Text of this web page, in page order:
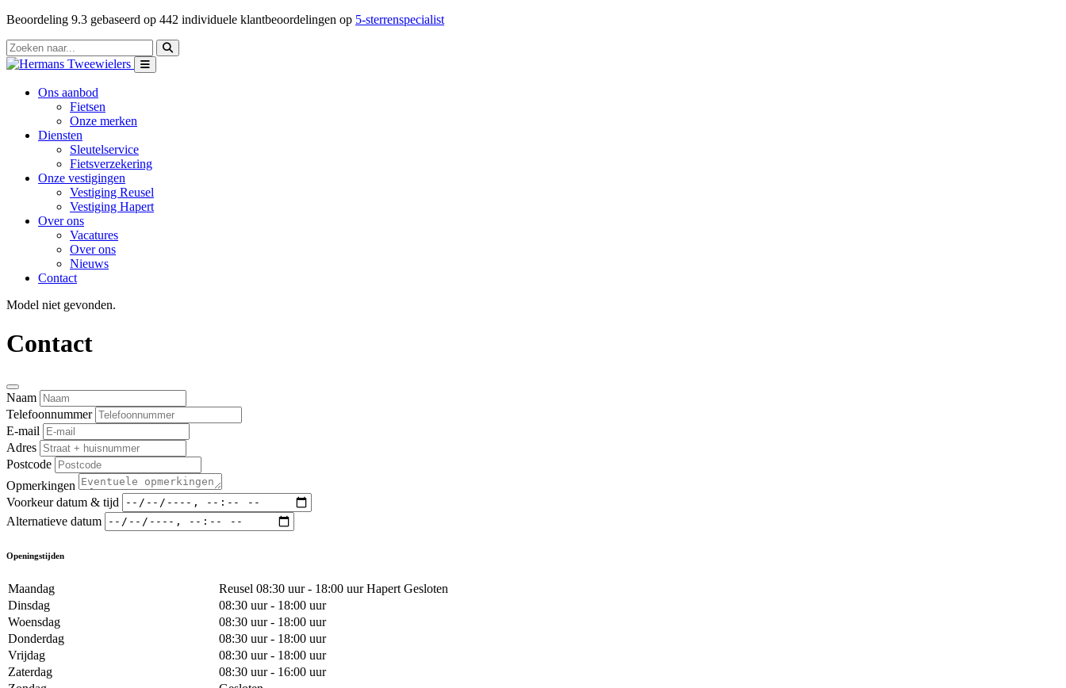
Beoordeling 9.3 gebaseerd op 442 individuele klantbeoordelingen op 5-sterrenspecialist
Ons aanbod
Fietsen
Onze merken
Diensten
Sleutelservice
Fietsverzekering
Onze vestigingen
Vestiging Reusel
Vestiging Hapert
Over ons
Vacatures
Over ons
Nieuws
Contact
Model niet gevonden.
Contact
Naam
Telefoonnummer
E-mail
Adres
Postcode
Opmerkingen
Voorkeur datum & tijd
Alternatieve datum
Openingstijden
Maandag
Reusel 08:30 uur - 18:00 uur Hapert Gesloten
Dinsdag
08:30 uur - 18:00 uur
Woensdag
08:30 uur - 18:00 uur
Donderdag
08:30 uur - 18:00 uur
Vrijdag
08:30 uur - 18:00 uur
Zaterdag
08:30 uur - 16:00 uur